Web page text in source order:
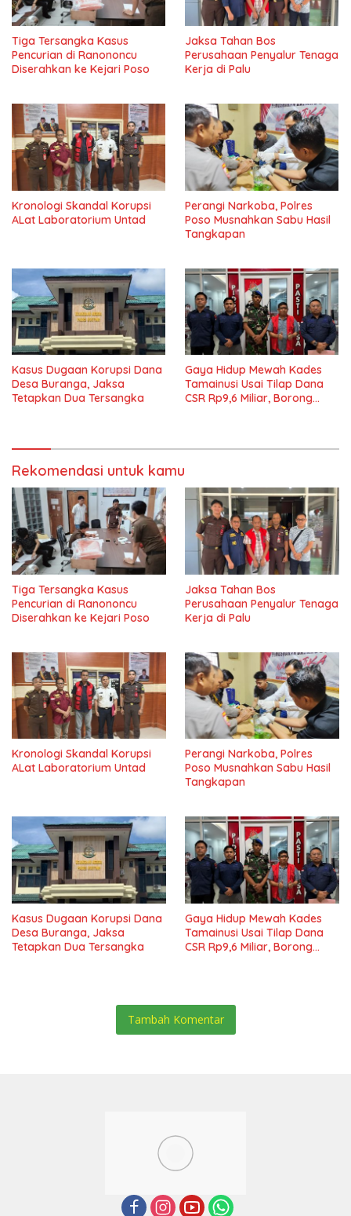
Tiga Tersangka Kasus
Pencurian di Ranononcu
Diserahkan ke Kejari Poso
Jaksa Tahan Bos
Perusahaan Penyalur Tenaga
Kerja di Palu
Kronologi Skandal Korupsi
ALat Laboratorium Untad
Perangi Narkoba, Polres
Poso Musnahkan Sabu Hasil
Tangkapan
Kasus Dugaan Korupsi Dana
Desa Buranga, Jaksa
Tetapkan Dua Tersangka
Gaya Hidup Mewah Kades
Tamainusi Usai Tilap Dana
CSR Rp9,6 Miliar, Borong
Rekomendasi untuk kamu
Tiga Tersangka Kasus
Pencurian di Ranononcu
Diserahkan ke Kejari Poso
Jaksa Tahan Bos
Perusahaan Penyalur Tenaga
Kerja di Palu
Kronologi Skandal Korupsi
ALat Laboratorium Untad
Perangi Narkoba, Polres
Poso Musnahkan Sabu Hasil
Tangkapan
Kasus Dugaan Korupsi Dana
Desa Buranga, Jaksa
Tetapkan Dua Tersangka
Gaya Hidup Mewah Kades
Tamainusi Usai Tilap Dana
CSR Rp9,6 Miliar, Borong
Tambah Komentar